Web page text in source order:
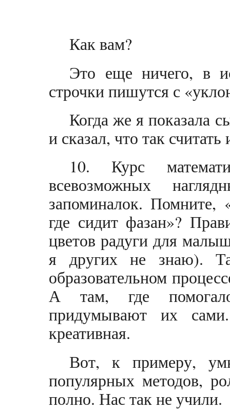
Как вам?
Это еще ничего, в
строчки пишутся с
Когда же я показала
и сказал, что так
10. Курс
всевозможных
запоминалок. Помните,
где сидит фазан»?
цветов радуги для
я других не знаю).
образовательном
А там, где
придумывают их
креативная.
Вот, к примеру,
популярных методов,
полно. Нас так не учили.